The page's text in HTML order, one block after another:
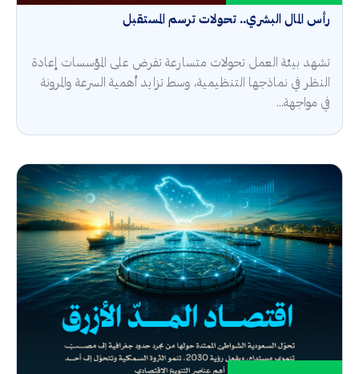
رأس المال البشري.. تحولات ترسم المستقبل
تشهد بيئة العمل تحولات متسارعة تفرض على المؤسسات إعادة
النظر في نماذجها التنظيمية، وسط تزايد أهمية السرعة والمرونة
في مواجهة...